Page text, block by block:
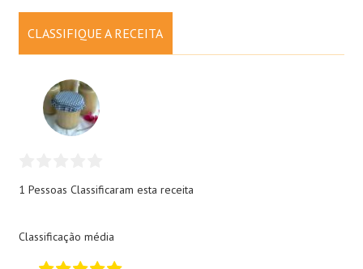
CLASSIFIQUE A RECEITA
1 Pessoas Classificaram esta receita
Classificação média